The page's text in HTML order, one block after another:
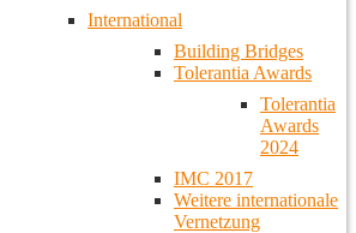
International
Building Bridges
Tolerantia Awards
Tolerantia
Awards
2024
IMC 2017
Weitere internationale
Vernetzung